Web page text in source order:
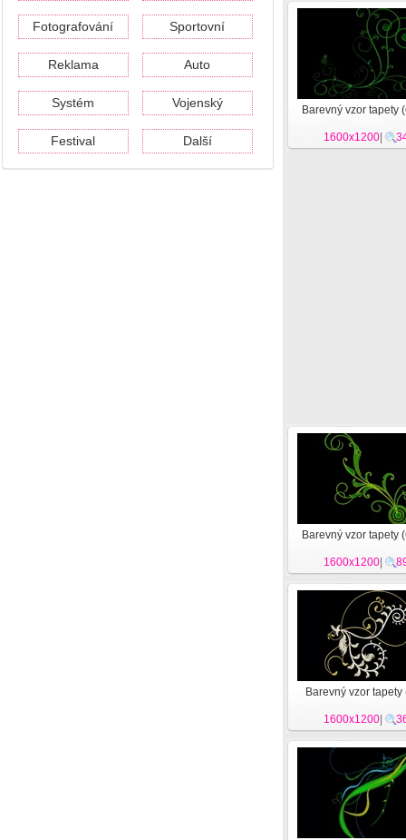
Fotografování Sportovní
Reklama Auto
Systém Vojenský
Festival Další
Barevný vzor tapety
1600x1200
Barevný vzor tapety
1600x1200
Barevný vzor tapety
1600x1200